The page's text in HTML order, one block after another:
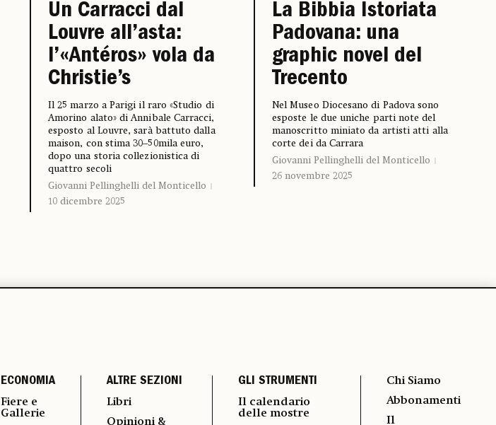
Un Carracci dal
Louvre all’asta:
l’«Antéros» vola da
Christie’s
Il 25 marzo a Parigi il raro «Studio di
Amorino alato» di Annibale Carracci,
esposto al Louvre, sarà battuto dalla
maison, con stima 30–50mila euro,
dopo una storia collezionistica di
quattro secoli
Giovanni Pellinghelli del Monticello
10 dicembre 2025
La Bibbia Istoriata
Padovana: una
graphic novel del
Trecento
Nel Museo Diocesano di Padova sono
esposte le due uniche parti note del
manoscritto miniato da artisti atti alla
corte dei da Carrara
Giovanni Pellinghelli del Monticello
26 novembre 2025
ECONOMIA
Fiere e
Gallerie
ALTRE SEZIONI
Libri
Opinioni &
GLI STRUMENTI
Il calendario
delle mostre
Chi Siamo
Abbonamenti
Il